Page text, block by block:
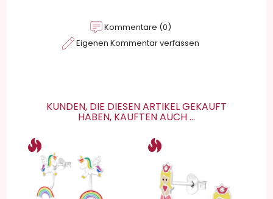
Kommentare (0)
Eigenen Kommentar verfassen
KUNDEN, DIE DIESEN ARTIKEL GEKAUFT
HABEN, KAUFTEN AUCH ...